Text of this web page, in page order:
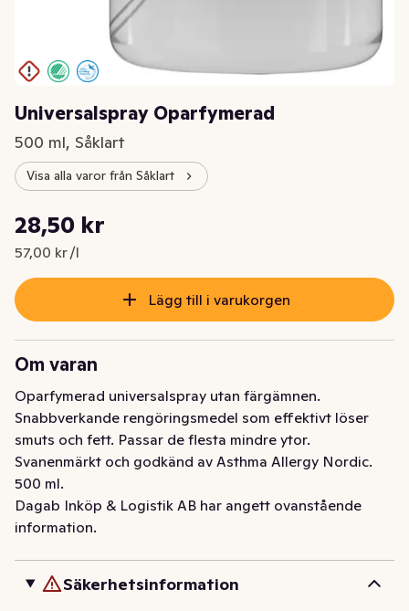
Universalspray Oparfymerad
500 ml, Såklart
Visa alla varor från Såklart
Nuvarande pris är: 28,50 kr
28,50 kr
57,00 kr /l
Styckpris: 57,00 kr /l
Lägg till i varukorgen
Om varan
Oparfymerad universalspray utan färgämnen.
Snabbverkande rengöringsmedel som effektivt löser
smuts och fett. Passar de flesta mindre ytor.
Svanenmärkt och godkänd av Asthma Allergy Nordic.
500 ml.
Dagab Inköp & Logistik AB har angett ovanstående
information.
Säkerhetsinformation